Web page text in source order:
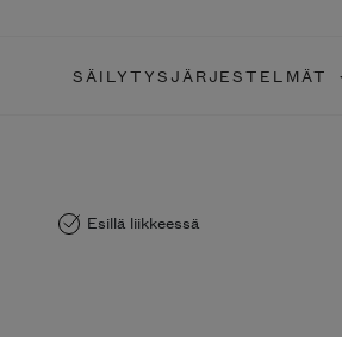
SÄILYTYSJÄRJESTELMÄT
Esillä liikkeessä